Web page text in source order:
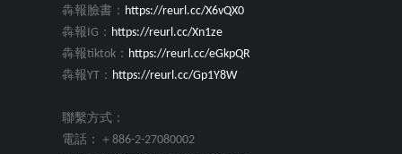
犇報臉書： https://reurl.cc/X6vQX0
犇報IG： https://reurl.cc/Xn1ze
犇報tiktok： https://reurl.cc/eGkpQR
犇報YT： https://reurl.cc/Gp1Y8W
聯繫方式：
電話：＋886-2-27080002